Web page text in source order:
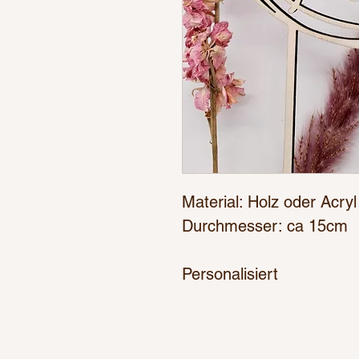
Material: Holz oder Acryl
Durchmesser: ca 15cm
Personalisiert